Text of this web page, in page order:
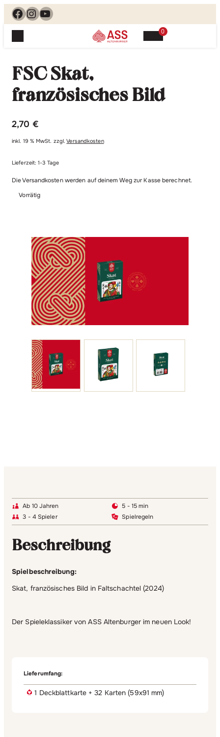
Facebook
Instagram
YouTube
0
Spielkarten
Themenwelten
Klassische Spiele
Lernspiele
Blog
Feedback
Anfrage
Kataloge
Shop
Shopübersicht
Merchandise
Suchen, finden, spielen. Jetzt & hier.
Suchen
nach:
FSC Skat,
französisches Bild
2,70 €
inkl. 19 % MwSt. zzgl.Versandkosten
Lieferzeit:1-3 Tage
Die Versandkosten werden auf deinem Weg zur Kasse berechnet.
Vorrätig
Ab 10 Jahren
5 - 15 min
3 - 4 Spieler
Spielregeln
Beschreibung
Spielbeschreibung:
Skat, französisches Bild in Faltschachtel (2024)
Der Spieleklassiker von ASS Altenburger im neuen Look!
Lieferumfang:
1 Deckblattkarte + 32 Karten (59x91 mm)